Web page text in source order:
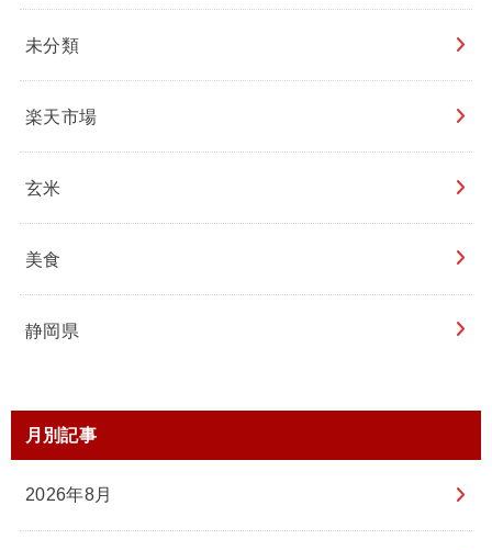
未分類
楽天市場
玄米
美食
静岡県
月別記事
2026年8月